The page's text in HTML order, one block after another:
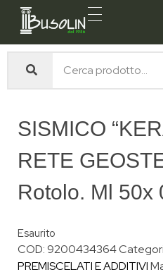
Busolin S.R.L.
SISMICO
RETE
Rotolo. Ml 50x
Esaurito
COD:9200434364
PREMISCELATI E ADDITIVI